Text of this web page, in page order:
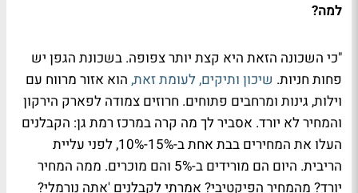
למה?
"כי השכונה הזאת היא קצת יותר צפופה. בשכונת הגפן יש
פחות חניות. שיכון ותיקים, לעומת זאת, הוא אזור מרווח עם
וילות, גינות ומרחבים פתוחים. חרוזים צמודה לפארק הירקון
והמחיר לא יורד. אסביר לך מה קרה במרכז רמת גן: הקבלנים
העלו את המחירים בבת אחת ב-15%-10%, לפני עליית
הריבית. היום הם מורידים ב-5% והם מוכרים. ממה המחיר
יורד? מהמחיר הפיקטיבי? אמרתי לקבלנים 'אתה נורמלי?